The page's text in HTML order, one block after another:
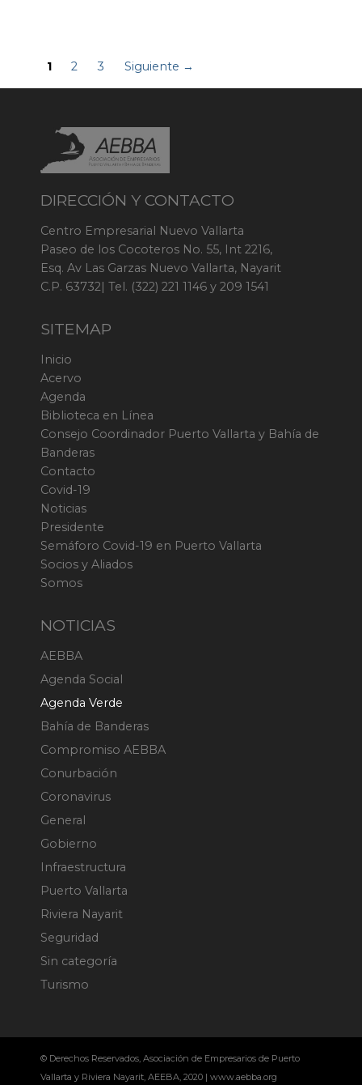
1 2 3 Siguiente →
DIRECCIÓN Y CONTACTO
Centro Empresarial Nuevo Vallarta
Paseo de los Cocoteros No. 55, Int 2216,
Esq. Av Las Garzas Nuevo Vallarta, Nayarit
C.P. 63732| Tel. (322) 221 1146 y 209 1541
SITEMAP
Inicio
Acervo
Agenda
Biblioteca en Línea
Consejo Coordinador Puerto Vallarta y Bahía de
Banderas
Contacto
Covid-19
Noticias
Presidente
Semáforo Covid-19 en Puerto Vallarta
Socios y Aliados
Somos
NOTICIAS
AEBBA
Agenda Social
Agenda Verde
Bahía de Banderas
Compromiso AEBBA
Conurbación
Coronavirus
General
Gobierno
Infraestructura
Puerto Vallarta
Riviera Nayarit
Seguridad
Sin categoría
Turismo
© Derechos Reservados, Asociación de Empresarios de Puerto
Vallarta y Riviera Nayarit, AEEBA, 2020 | www.aebba.org